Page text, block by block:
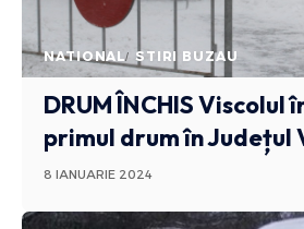
NATIONAL STIRI BUZAU
DRUM ÎNCHISViscolul
primul drum în Județul
8 IANUARIE 2024